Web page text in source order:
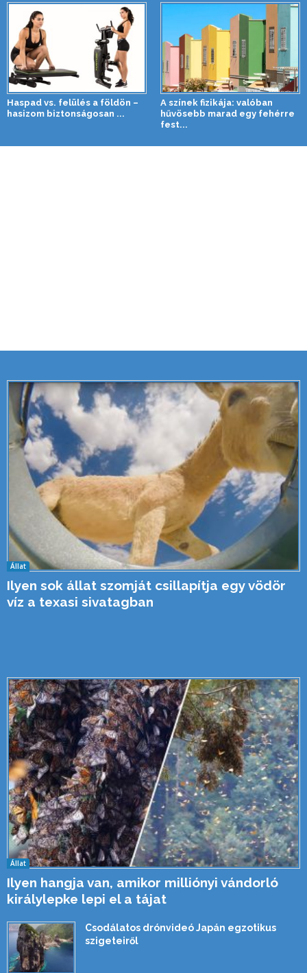
Haspad vs. felülés a földön –
hasizom biztonságosan ...
A színek fizikája: valóban
hűvösebb marad egy fehérre
fest...
Állat
Ilyen sok állat szomját csillapítja egy vödör
víz a texasi sivatagban
Állat
Ilyen hangja van, amikor milliónyi vándorló
királylepke lepi el a tájat
Csodálatos drónvideó Japán egzotikus
szigeteiről